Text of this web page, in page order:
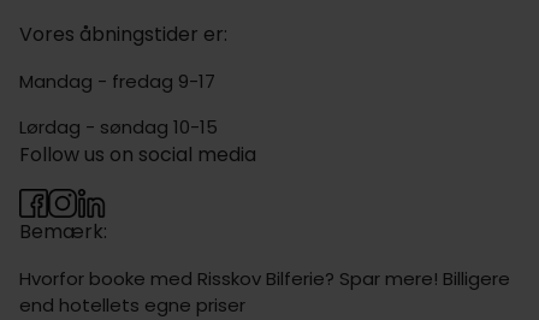
Vores åbningstider er:
Mandag - fredag 9-17
Lørdag - søndag 10-15
Bemærk:
Hvorfor booke med Risskov Bilferie? Spar mere! Billigere
end hotellets egne priser
Follow us on social media